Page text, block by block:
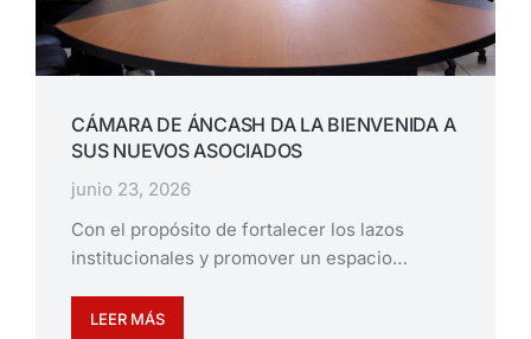
CÁMARA DE ÁNCASH DA LA BIENVENIDA A
SUS NUEVOS ASOCIADOS
junio 23, 2026
Con el propósito de fortalecer los lazos
institucionales y promover un espacio…
LEER MÁS